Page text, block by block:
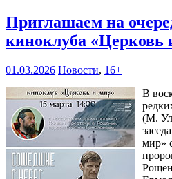
Приглашаем на
киноклуба «Церковь
01.03.2026 Новости, 16+
В
(М.
мир»